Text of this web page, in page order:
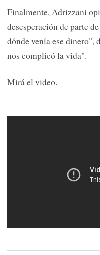
Finalmente, Adrizzani
desesperación de parte
dónde venía ese
nos complicó la vida".
Mirá el video.